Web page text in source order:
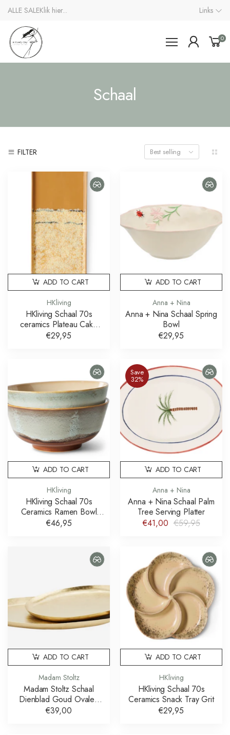
ALLE SALEKlik hier... Links
0
Schaal
FILTER Best selling
HKliving
HKliving Schaal 70s
ceramics Plateau Cake
Tray Sunbeam
€29,95
ADD TO CART
Anna + Nina
Anna + Nina Schaal Spring
Bowl
€29,95
ADD TO CART
HKliving
HKliving Schaal 70s
Ceramics Ramen Bowl
Verge Set of 2
€46,95
ADD TO CART
Save
32%
Anna + Nina
Anna + Nina Schaal Palm
Tree Serving Platter
€41,00 €59,95
ADD TO CART
Madam Stoltz
Madam Stoltz Schaal
Dienblad Goud Ovalen
Schalen Set van 2
€39,00
ADD TO CART
HKliving
HKliving Schaal 70s
Ceramics Snack Tray Grit
€29,95
ADD TO CART